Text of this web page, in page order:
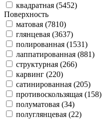
квадратная (5452)
Поверхность
матовая (7810)
глянцевая (3637)
полированная (1531)
лаппатированная (881)
структурная (266)
карвинг (220)
сатинированная (205)
противоскользящая (158)
полуматовая (34)
полуглянцевая (22)